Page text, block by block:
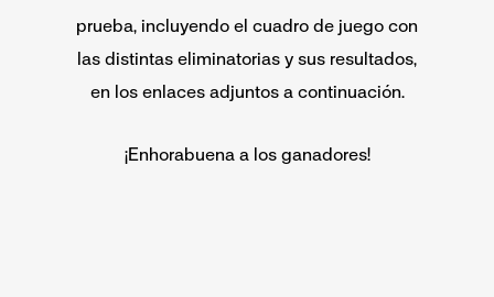
prueba, incluyendo el cuadro de juego con
las distintas eliminatorias y sus resultados,
en los enlaces adjuntos a continuación.
¡Enhorabuena a los ganadores!